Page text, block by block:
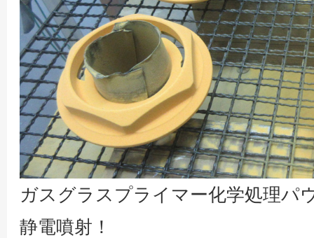
ガスグラスプライマー化学処理パ
静電噴射！